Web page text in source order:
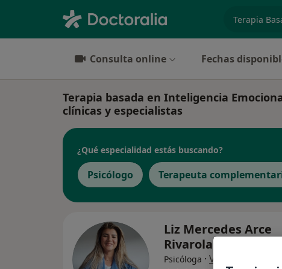
Consulta online Fechas
Terapia basada en Inteligencia
clínicas y especialistas
¿Qué especialidad estás buscando?
Psicólogo Terapeuta
Liz Mercedes Arce
Rivarola
Psicóloga · Ver más